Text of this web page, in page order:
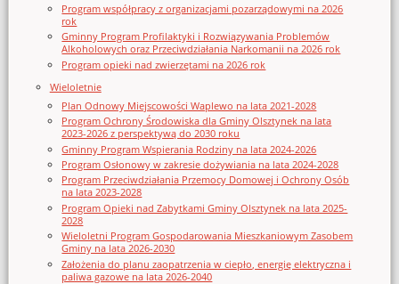
Program współpracy z organizacjami pozarządowymi na 2026
rok
Gminny Program Profilaktyki i Rozwiązywania Problemów
Alkoholowych oraz Przeciwdziałania Narkomanii na 2026 rok
Program opieki nad zwierzętami na 2026 rok
Wieloletnie
Plan Odnowy Miejscowości Waplewo na lata 2021-2028
Program Ochrony Środowiska dla Gminy Olsztynek na lata
2023-2026 z perspektywą do 2030 roku
Gminny Program Wspierania Rodziny na lata 2024-2026
Program Osłonowy w zakresie dożywiania na lata 2024-2028
Program Przeciwdziałania Przemocy Domowej i Ochrony Osób
na lata 2023-2028
Program Opieki nad Zabytkami Gminy Olsztynek na lata 2025-
2028
Wieloletni Program Gospodarowania Mieszkaniowym Zasobem
Gminy na lata 2026-2030
Założenia do planu zaopatrzenia w ciepło, energię elektryczna i
paliwa gazowe na lata 2026-2040